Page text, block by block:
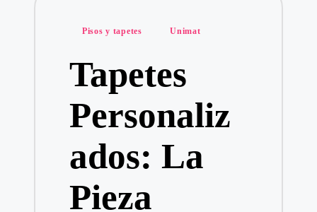
Publicado
Pisos y tapetes Unimat
Tapetes
Personaliz
ados: La
Pieza